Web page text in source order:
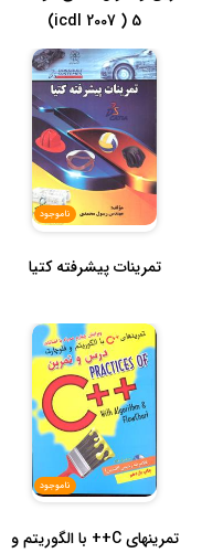
5 ( icdl 2007)
ناموجود
تمرینات پیشرفته کتیا
ناموجود
تمرینهای C++ با الگوریتم و